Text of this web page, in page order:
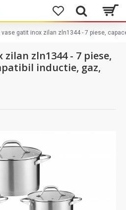
vase gatit inox zilan zln1344 - 7 piese,
zln1344 - 7 piese,
inductie, gaz,